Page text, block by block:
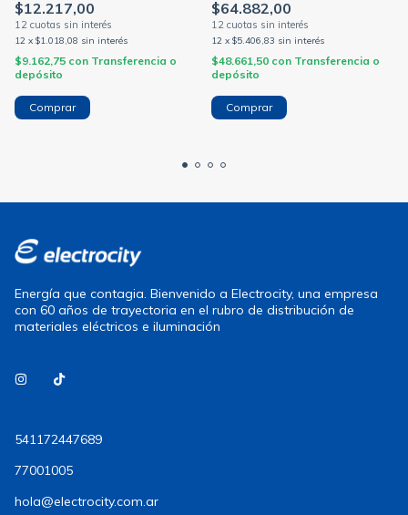
DISTANCIADOR GRIS
(CAMBRE)
$12.217,00
12 x $1.018,08 sin interés
$9.162,75 con Transferencia o
depósito
ARTE GRIS DISTANCIADOR
GRIS (CAMBRE)
$64.882,00
12 x $5.406,83 sin interés
$48.661,50 con Transferencia o
depósito
Energía que contagia. Bienvenido a Electrocity, una empresa
con 60 años de trayectoria en el rubro de distribución de
materiales eléctricos e iluminación
541172447689
77001005
hola@electrocity.com.ar